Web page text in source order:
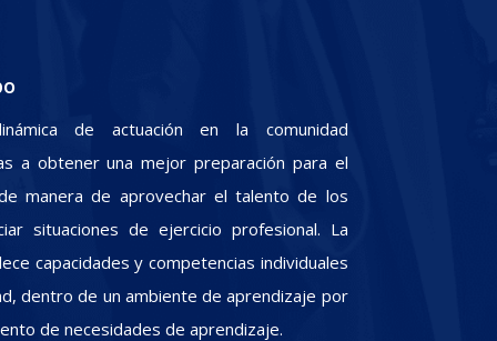
de actuación en la comunidad
a obtener una mejor preparación para el
manera de aprovechar el talento de los
situaciones de ejercicio profesional. La
capacidades y competencias individuales
dentro de un ambiente de aprendizaje por
de necesidades de aprendizaje.